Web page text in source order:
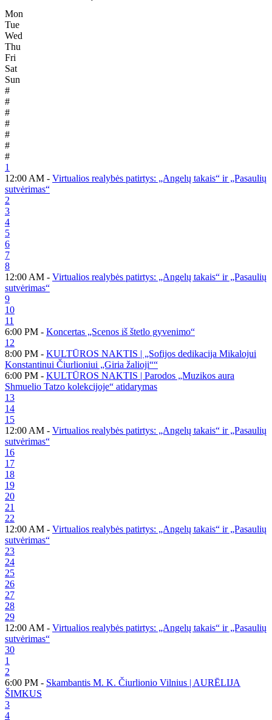
Mon
Tue
Wed
Thu
Fri
Sat
Sun
#
#
#
#
#
#
#
1
12:00 AM - Virtualios realybės patirtys: „Angelų takais“ ir „Pasaulių
sutvėrimas“
2
3
4
5
6
7
8
12:00 AM - Virtualios realybės patirtys: „Angelų takais“ ir „Pasaulių
sutvėrimas“
9
10
11
6:00 PM - Koncertas „Scenos iš štetlo gyvenimo“
12
8:00 PM - KULTŪROS NAKTIS | „Sofijos dedikacija Mikalojui
Konstantinui Čiurlioniui „Giria žalioji““
6:00 PM - KULTŪROS NAKTIS | Parodos „Muzikos aura
Shmuelio Tatzo kolekcijoje“ atidarymas
13
14
15
12:00 AM - Virtualios realybės patirtys: „Angelų takais“ ir „Pasaulių
sutvėrimas“
16
17
18
19
20
21
22
12:00 AM - Virtualios realybės patirtys: „Angelų takais“ ir „Pasaulių
sutvėrimas“
23
24
25
26
27
28
29
12:00 AM - Virtualios realybės patirtys: „Angelų takais“ ir „Pasaulių
sutvėrimas“
30
1
2
6:00 PM - Skambantis M. K. Čiurlionio Vilnius | AURĒLIJA
ŠIMKUS
3
4